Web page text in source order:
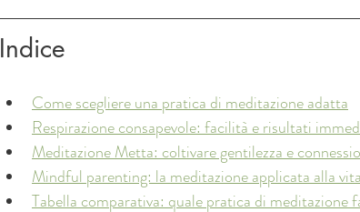
Indice
Come scegliere una pratica di meditazione adatta
Respirazione consapevole: facilità e risultati
Meditazione Metta: coltivare gentilezza e
Mindful parenting: la meditazione applicata alla
Tabella comparativa: quale pratica di meditazione